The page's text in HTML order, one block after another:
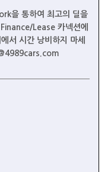
을 통하여 최고의 딜을
Lease 카넥션에
시간 낭비하지 마세